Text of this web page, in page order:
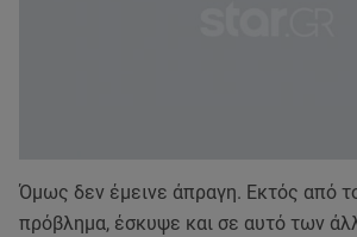
Όμως δεν έμεινε άπραγη. Εκτός από
πρόβλημα, έσκυψε και σε αυτό των